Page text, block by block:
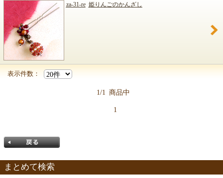
za-31-re 姫りんごのかんざし
表示件数：
1/1 商品中
1
まとめて検索